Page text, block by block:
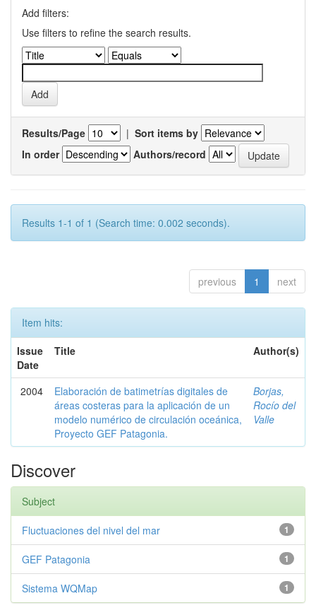
Add filters:
Use filters to refine the search results.
Results/Page | Sort items by
In order
Authors/record
Results 1-1 of 1 (Search time: 0.002 seconds).
previous 1 next
Item hits:
Issue
Date
Title Author(s)
2004
Elaboración de batimetrías digitales de
áreas costeras para la aplicación de un
modelo numérico de circulación oceánica,
Proyecto GEF Patagonia.
Borjas,
Rocío del
Valle
Discover
Subject
1
Fluctuaciones del nivel del mar
1
GEF Patagonia
1
Sistema WQMap